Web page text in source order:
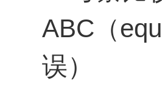
ABC（
误）